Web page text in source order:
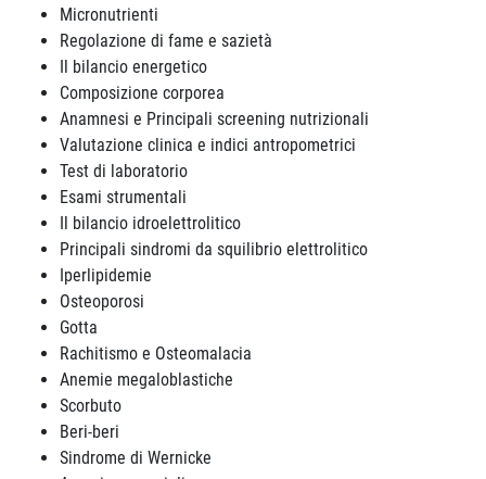
Micronutrienti
Regolazione di fame e sazietà
Il bilancio energetico
Composizione corporea
Anamnesi e Principali screening nutrizionali
Valutazione clinica e indici antropometrici
Test di laboratorio
Esami strumentali
Il bilancio idroelettrolitico
Principali sindromi da squilibrio elettrolitico
Iperlipidemie
Osteoporosi
Gotta
Rachitismo e Osteomalacia
Anemie megaloblastiche
Scorbuto
Beri-beri
Sindrome di Wernicke